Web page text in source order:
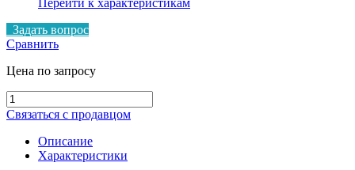
Задать вопрос
Сравнить
Цена по запросу
Количество
товара
Стационарные
системы
пылеподавления
Связаться с продавцом
Описание
Характеристики